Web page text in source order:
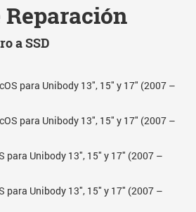
a SSD
para Unibody 13″, 15″ y 17″ (2007 –
para Unibody 13″, 15″ y 17″ (2007 –
para Unibody 13″, 15″ y 17″ (2007 –
para Unibody 13″, 15″ y 17″ (2007 –